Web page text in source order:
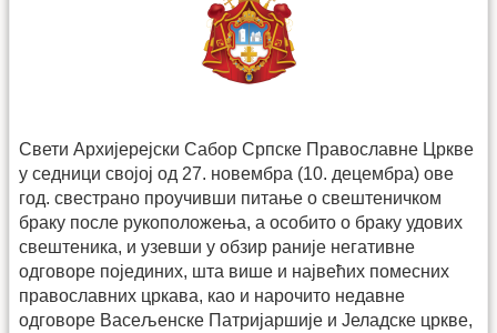
Свети Архијерејски Сабор Српске Православне Цркве
у седници својој од 27. новембра (10. децембра) ове
год. свестрано проучивши питање о свештеничком
браку после рукоположења, а особито о браку удових
свештеника, и узевши у обзир раније негативне
одговоре појединих, шта више и највећих помесних
православних цркава, као и нарочито недавне
одговоре Васељенске Патријаршије и Јеладске цркве,